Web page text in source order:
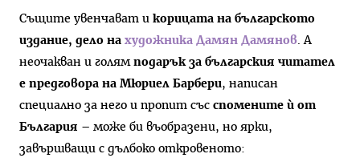
Същите увенчават и корицата на българското
издание, дело на художника Дамян Дамянов . А
неочакван и голям подарък за българския читател
е предговора на Мюриел Барбери, написан
специално за него и пропит със спомените ѝ от
България – може би въобразени, но ярки,
завършващи с дълбоко откровеното: